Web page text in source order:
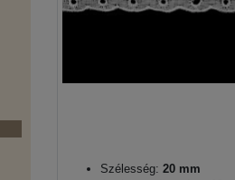
Szélesség: 20 mm